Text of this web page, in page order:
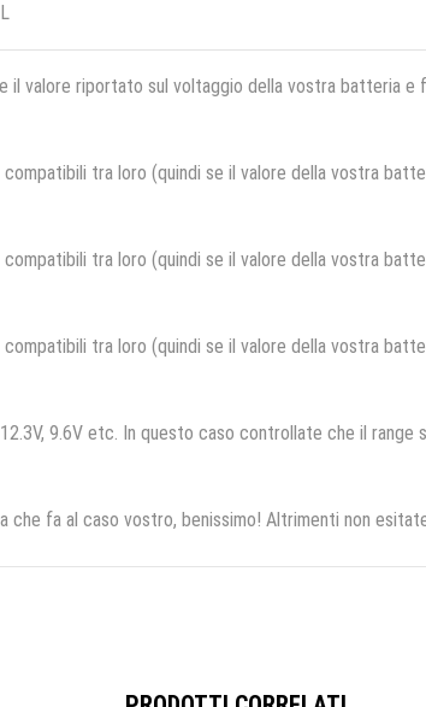
valore riportato sul voltaggio della vostra batteria e
tra loro (quindi se il valore della vostra
tra loro (quindi se il valore della vostra
tra loro (quindi se il valore della vostra
9.6V etc. In questo caso controllate che il
fa al caso vostro, benissimo! Altrimenti non